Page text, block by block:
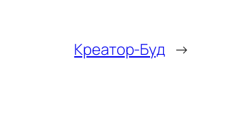
Креатор-Буд →